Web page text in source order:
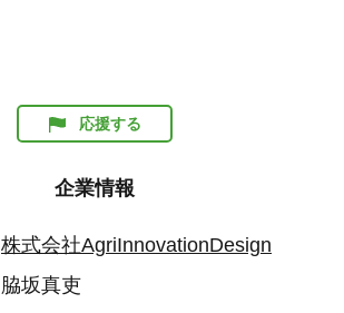
応援する
企業情報
株式会社AgriInnovationDesign
脇坂真吏